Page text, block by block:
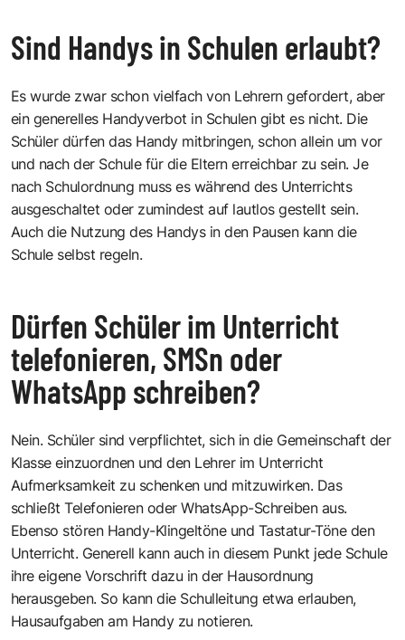
Sind Handys in Schulen erlaubt?
Es wurde zwar schon vielfach von Lehrern gefordert, aber
ein generelles Handyverbot in Schulen gibt es nicht. Die
Schüler dürfen das Handy mitbringen, schon allein um vor
und nach der Schule für die Eltern erreichbar zu sein. Je
nach Schulordnung muss es während des Unterrichts
ausgeschaltet oder zumindest auf lautlos gestellt sein.
Auch die Nutzung des Handys in den Pausen kann die
Schule selbst regeln.
Dürfen Schüler im Unterricht
telefonieren, SMSn oder
WhatsApp schreiben?
Nein. Schüler sind verpflichtet, sich in die Gemeinschaft der
Klasse einzuordnen und den Lehrer im Unterricht
Aufmerksamkeit zu schenken und mitzuwirken. Das
schließt Telefonieren oder WhatsApp-Schreiben aus.
Ebenso stören Handy-Klingeltöne und Tastatur-Töne den
Unterricht. Generell kann auch in diesem Punkt jede Schule
ihre eigene Vorschrift dazu in der Hausordnung
herausgeben. So kann die Schulleitung etwa erlauben,
Hausaufgaben am Handy zu notieren.